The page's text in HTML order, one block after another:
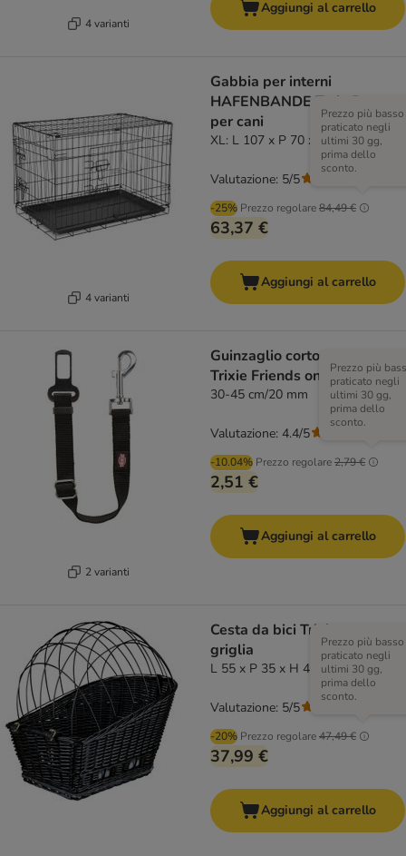
4 varianti
Aggiungi al carrello
4 varianti
Gabbia per interni
HAFENBANDE Twin Door
per cani
XL: L 107 x P 70 x H 77,5 cm
-25% Prezzo regolare84,49 €
Prezzo più basso
praticato negli
ultimi 30 gg,
prima dello
sconto.
63,37 €
Valutazione: 5/5
Aggiungi al carrello
2 varianti
Guinzaglio corto per auto
Trixie Friends on Tour
30-45 cm/20 mm
-10.04% Prezzo regolare2,79 €
Prezzo più
praticato negli
ultimi 30 gg,
prima dello
sconto.
2,51 €
Valutazione: 4.4/5
Aggiungi al carrello
Cesta da bici Trixie con
griglia
L 55 x P 35 x H 49 cm
-20% Prezzo regolare47,49 €
Prezzo più basso
praticato negli
ultimi 30 gg,
prima dello
sconto.
37,99 €
Valutazione: 5/5
Aggiungi al carrello